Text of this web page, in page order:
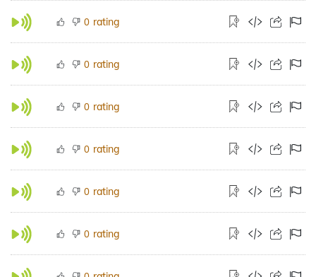
0 rating
0 rating
0 rating
0 rating
0 rating
0 rating